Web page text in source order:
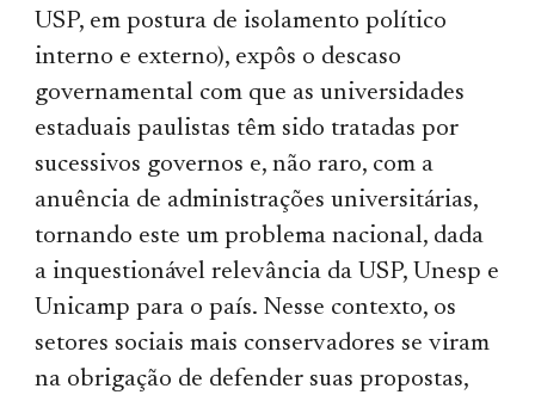
USP, em postura de isolamento político
interno e externo), expôs o descaso
governamental com que as universidades
estaduais paulistas têm sido tratadas por
sucessivos governos e, não raro, com a
anuência de administrações universitárias,
tornando este um problema nacional, dada
a inquestionável relevância da USP, Unesp e
Unicamp para o país. Nesse contexto, os
setores sociais mais conservadores se viram
na obrigação de defender suas propostas,